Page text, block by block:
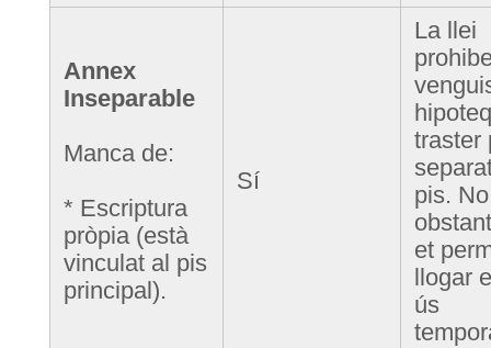
Annex
Inseparable
Manca de:
* Escriptura
pròpia (està
vinculat al pis
principal).
Sí
La llei
traster
pis. No
et
llogar
ús